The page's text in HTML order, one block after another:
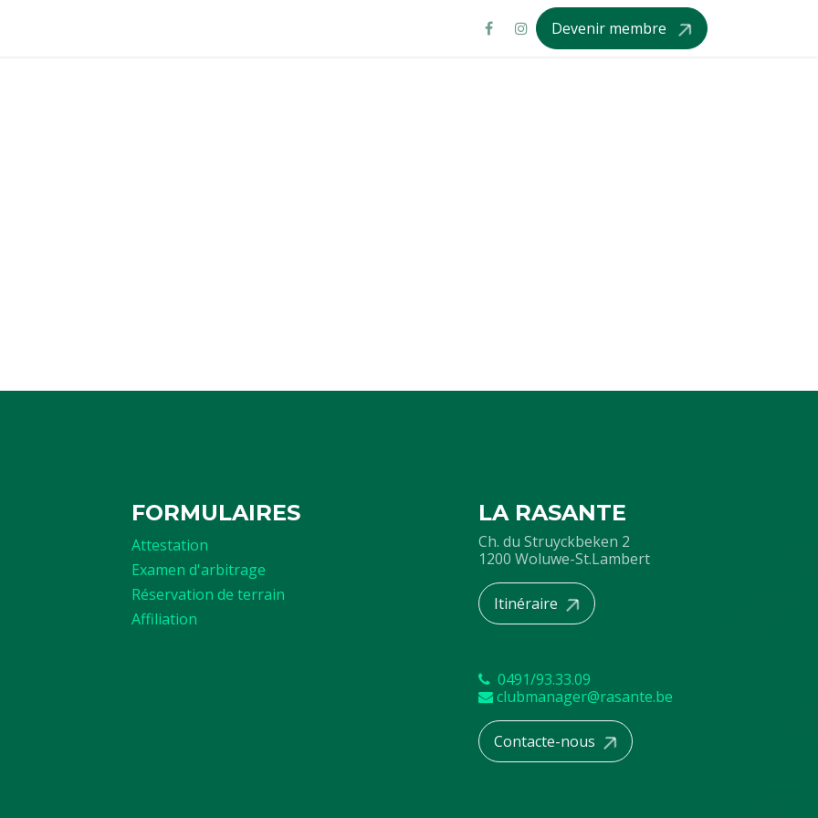
Devenir membre
FORMULAIRES
Attestation
Examen d'arbitrage
Réservation de terrain
Affiliation
LA RASANTE
Ch. du Struyckbeken 2
1200 Woluwe-St.Lambert
Itinéraire
0491/93.33.09
clubmanager@rasante.be
Contacte-nous